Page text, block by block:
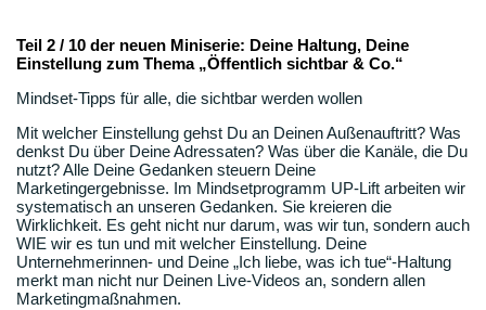
Teil 2 / 10 der neuen Miniserie: Deine Haltung, Deine
Einstellung zum Thema „Öffentlich sichtbar & Co.“
Mindset-Tipps für alle, die sichtbar werden wollen
Mit welcher Einstellung gehst Du an Deinen Außenauftritt? Was
denkst Du über Deine Adressaten? Was über die Kanäle, die Du
nutzt? Alle Deine Gedanken steuern Deine
Marketingergebnisse. Im Mindsetprogramm UP-Lift arbeiten wir
systematisch an unseren Gedanken. Sie kreieren die
Wirklichkeit. Es geht nicht nur darum, was wir tun, sondern auch
WIE wir es tun und mit welcher Einstellung. Deine
Unternehmerinnen- und Deine „Ich liebe, was ich tue“-Haltung
merkt man nicht nur Deinen Live-Videos an, sondern allen
Marketingmaßnahmen.